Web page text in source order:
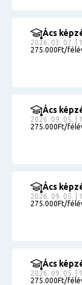
Ács
2026. 03. 07. |
275.000Ft/
Ács
2026. 09. 05. |
275.000Ft/
Ács
2026. 09. 05. |
275.000Ft/
Ács
2026. 09. 05. |
275.000Ft/